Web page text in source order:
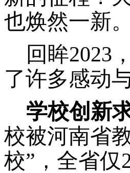
也焕然一新。
回眸2023
了许多感动
学校创新
校被河南省
校”，全省仅